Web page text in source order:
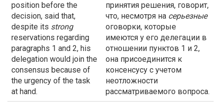
position before the
decision, said that,
despite its strong
reservations regarding
paragraphs 1 and 2, his
delegation would join the
consensus because of
the urgency of the task
at hand.
принятия решения, говорит,
что, несмотря на серьезные
оговорки, которые
имеются у его делегации в
отношении пунктов 1 и 2,
она присоединится к
консенсусу с учетом
неотложности
рассматриваемого вопроса.